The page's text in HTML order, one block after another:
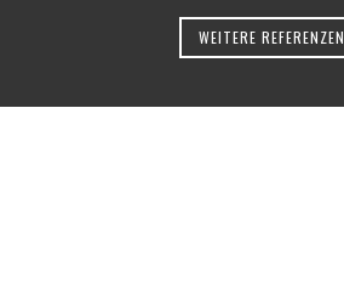
WEITERE REFERENZEN